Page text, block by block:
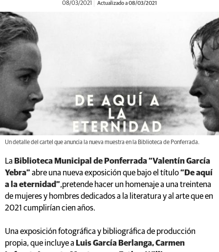
08/03/2021 Actualizado a 08/03/2021
Un detalle del cartel que anuncia la nueva muestra en la Biblioteca de Ponferrada.
La Biblioteca Municipal de Ponferrada “Valentín García
Yebra” abre una nueva exposición que bajo el título“De aquí
a la eternidad”,pretende hacer un homenaje a una treintena
de mujeres y hombres dedicados a la literatura y al arte que en
2021 cumplirían cien años.
Una exposición fotográfica y bibliográfica de producción
propia, que incluye a Luis García Berlanga, Carmen